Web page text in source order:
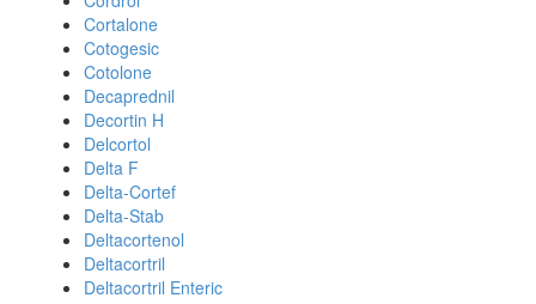
Cortalone
Cotogesic
Cotolone
Decaprednil
Decortin H
Delcortol
Delta F
Delta-Cortef
Delta-Stab
Deltacortenol
Deltacortril
Deltacortril Enteric